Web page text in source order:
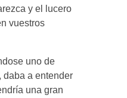
y el lucero
vuestros
uno de
daba a entender
una gran